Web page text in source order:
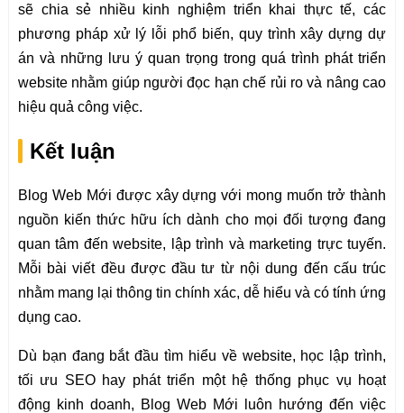
sẽ chia sẻ nhiều kinh nghiệm triển khai thực tế, các
phương pháp xử lý lỗi phổ biến, quy trình xây dựng dự
án và những lưu ý quan trọng trong quá trình phát triển
website nhằm giúp người đọc hạn chế rủi ro và nâng cao
hiệu quả công việc.
Kết luận
Blog Web Mới được xây dựng với mong muốn trở thành
nguồn kiến thức hữu ích dành cho mọi đối tượng đang
quan tâm đến website, lập trình và marketing trực tuyến.
Mỗi bài viết đều được đầu tư từ nội dung đến cấu trúc
nhằm mang lại thông tin chính xác, dễ hiểu và có tính ứng
dụng cao.
Dù bạn đang bắt đầu tìm hiểu về website, học lập trình,
tối ưu SEO hay phát triển một hệ thống phục vụ hoạt
động kinh doanh, Blog Web Mới luôn hướng đến việc